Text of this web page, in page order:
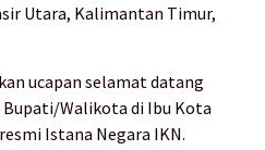
Utara, Kalimantan Timur,
ucapan selamat datang
Bupati/Walikota di Ibu Kota
Istana Negara IKN.